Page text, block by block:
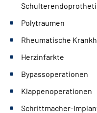
Polytraumen
Rheumatische
Herzinfarkte
Bypassoperationen
Klappenoperationen
Schrittmacher-